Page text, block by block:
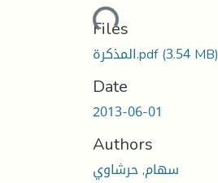
Loading...
Files
المذكرة.pdf(3.54 MB)
Date
2013-06-01
Authors
سهام, حرشاوي